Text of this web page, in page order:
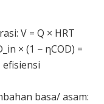
V = Q × HRT
× (1 − ηCOD) =
efisiensi
basa/ asam: